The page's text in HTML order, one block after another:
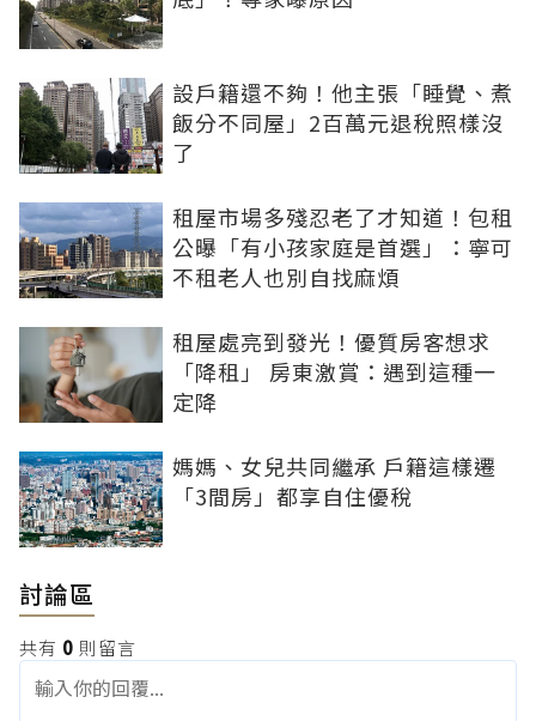
設戶籍還不夠！他主張「睡覺、煮
飯分不同屋」2百萬元退稅照樣沒
了
租屋市場多殘忍老了才知道！包租
公曝「有小孩家庭是首選」：寧可
不租老人也別自找麻煩
租屋處亮到發光！優質房客想求
「降租」 房東激賞：遇到這種一
定降
媽媽、女兒共同繼承 戶籍這樣遷
「3間房」都享自住優稅
討論區
共有 0 則留言